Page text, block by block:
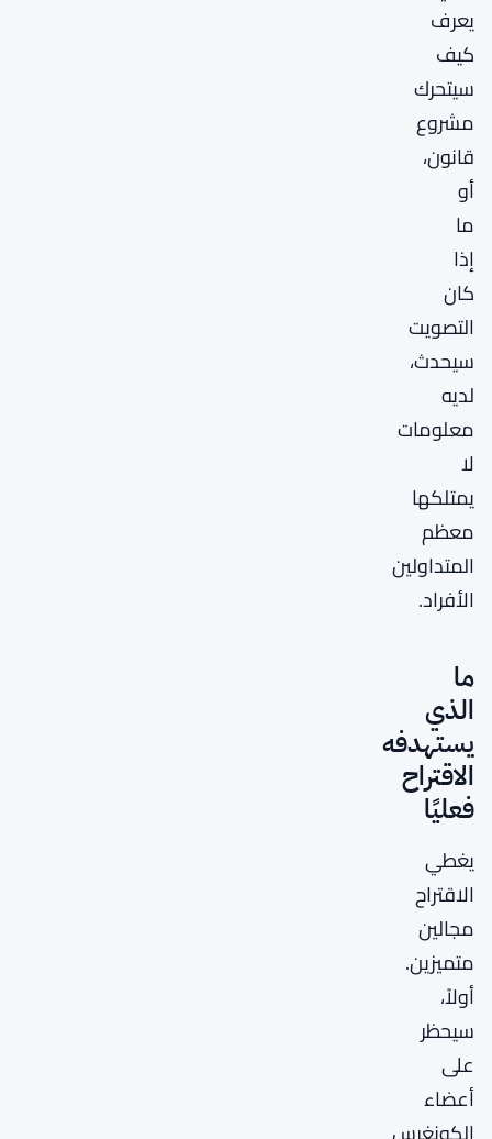
يعرف
كيف
سيتحرك
مشروع
قانون،
أو
ما
إذا
كان
التصويت
سيحدث،
لديه
معلومات
لا
يمتلكها
معظم
المتداولين
الأفراد.
ما
الذي
يستهدفه
الاقتراح
فعليًا
يغطي
الاقتراح
مجالين
متميزين.
أولاً،
سيحظر
على
أعضاء